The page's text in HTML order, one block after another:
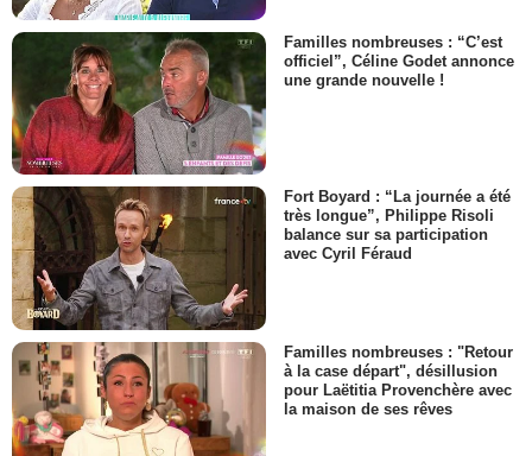
Familles nombreuses : “C’est
officiel”, Céline Godet annonce
une grande nouvelle !
Fort Boyard : “La journée a été
très longue”, Philippe Risoli
balance sur sa participation
avec Cyril Féraud
Familles nombreuses : "Retour
à la case départ", désillusion
pour Laëtitia Provenchère avec
la maison de ses rêves